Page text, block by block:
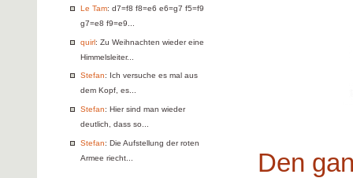
Le Tam: d7=f8 f8=e6 e6=g7 f5=f9
g7=e8 f9=e9...
quirl: Zu Weihnachten wieder eine
Himmelsleiter...
Stefan: Ich versuche es mal aus
dem Kopf, es...
Stefan: Hier sind man wieder
deutlich, dass so...
Stefan: Die Aufstellung der roten
Armee riecht...
Den